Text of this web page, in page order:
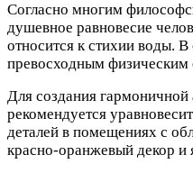
Согласно многим
душевное равновесие
относится к стихии воды. В
превосходным физическим
Для создания
рекомендуется
деталей в помещениях с
красно-оранжевый декор и